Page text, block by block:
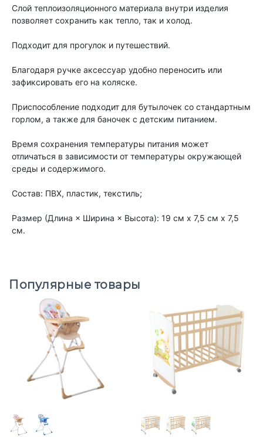
Слой теплоизоляционного материала внутри изделия
позволяет сохранить как тепло, так и холод.
Подходит для прогулок и путешествий.
Благодаря ручке аксессуар удобно переносить или
зафиксировать его на коляске.
Приспособление подходит для бутылочек со стандартным
горлом, а также для баночек с детским питанием.
Время сохранения температуры питания может
отличаться в зависимости от температуры окружающей
среды и содержимого.
Состав: ПВХ, пластик, текстиль;
Размер (Длина × Ширина × Высота): 19 см х 7,5 см х 7,5
см.
Популярные товары